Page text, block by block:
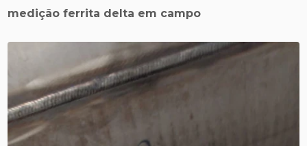
medição ferrita delta em campo